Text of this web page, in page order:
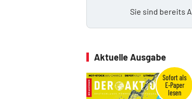
Sie sind bereits
Aktuelle Ausgabe